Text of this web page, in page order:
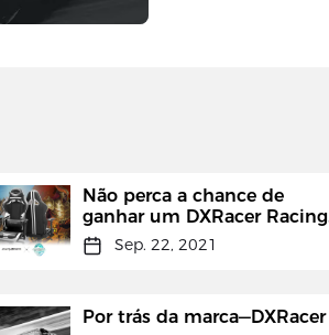
Não perca a chance de
ganhar um DXRacer Racing
Series Pro
Sep. 22, 2021
Por trás da marca—DXRacer